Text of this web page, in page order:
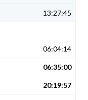
13:27:45
06:04:14
06:35:00
20:19:57